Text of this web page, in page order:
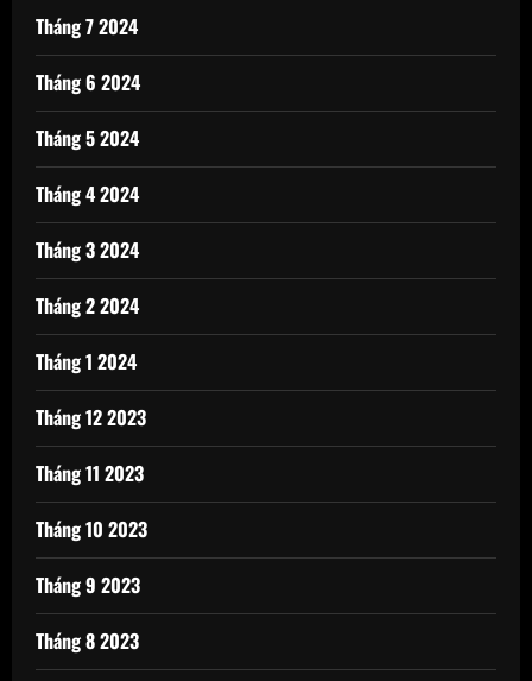
Tháng 7 2024
Tháng 6 2024
Tháng 5 2024
Tháng 4 2024
Tháng 3 2024
Tháng 2 2024
Tháng 1 2024
Tháng 12 2023
Tháng 11 2023
Tháng 10 2023
Tháng 9 2023
Tháng 8 2023